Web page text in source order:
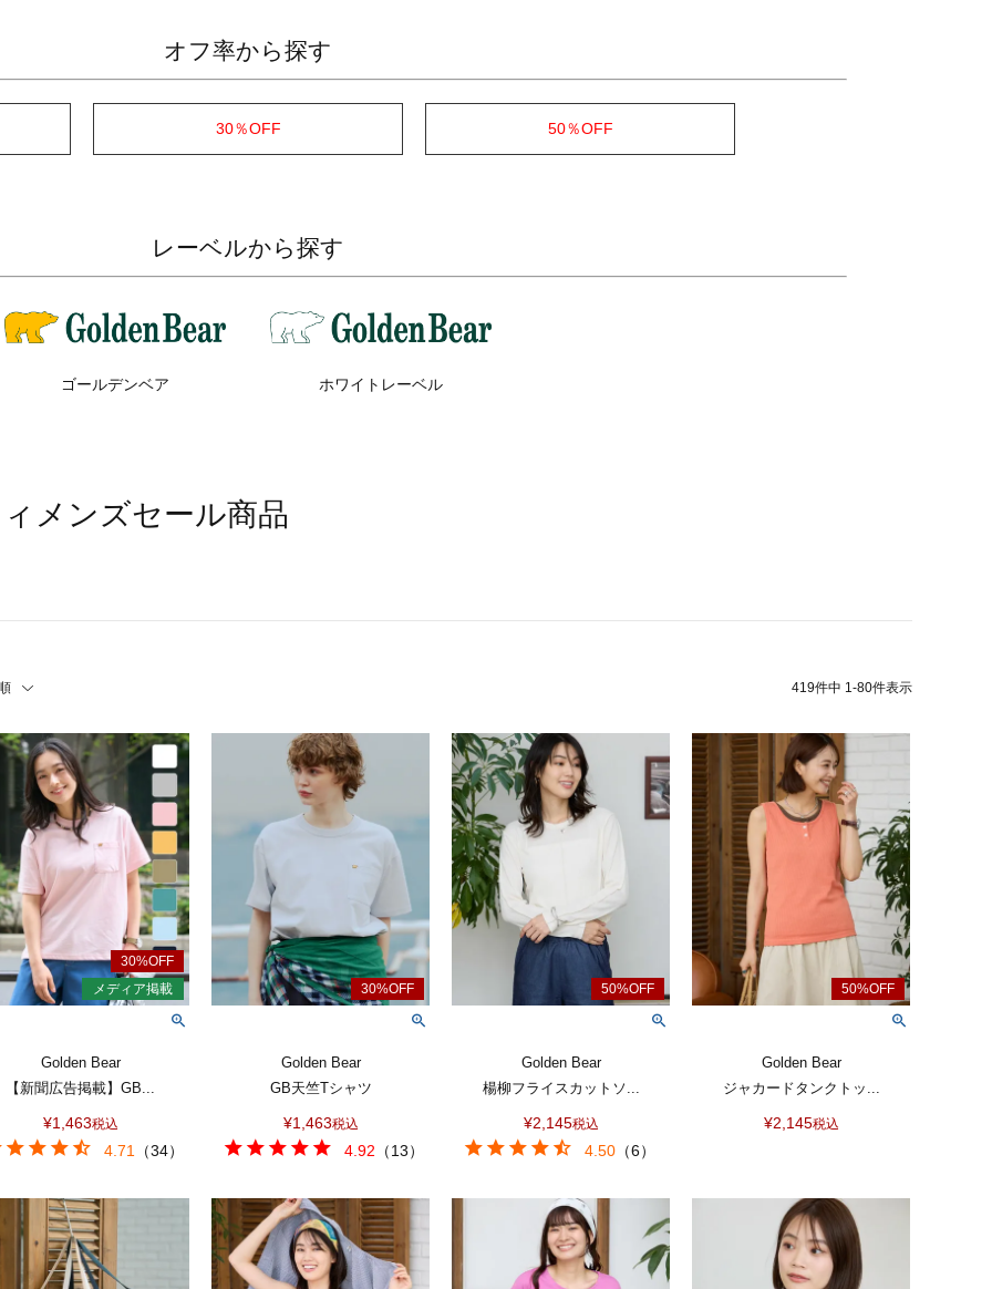
オフ率から探す
30％OFF 50％OFF
レーベルから探す
ゴールデンベア ホワイトレーベル
メンズセール商品
419件中 1 -80件表示
Golden Bear
【新聞広告掲載】GB...
¥1,463税込
4.71 （34）
Golden Bear
GB天竺Tシャツ
¥1,463税込
4.92 （13）
Golden Bear
楊柳フライスカットソ...
¥2,145税込
4.50 （6）
Golden Bear
ジャカードタンクトッ...
¥2,145税込